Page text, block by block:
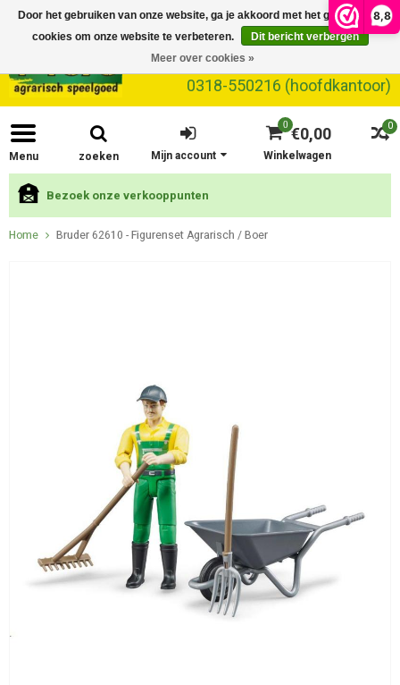
8,8
0318-550216 (hoofdkantoor)
Menu zoeken
0
0 €0,00
Winkelwagen
Mijn account
Bezoek onze verkooppunten
Home Bruder 62610 - Figurenset Agrarisch / Boer
Door het gebruiken van onze website, ga je akkoord met het gebruik van
cookies om onze website te verbeteren.
Dit bericht verbergen
Meer over cookies »